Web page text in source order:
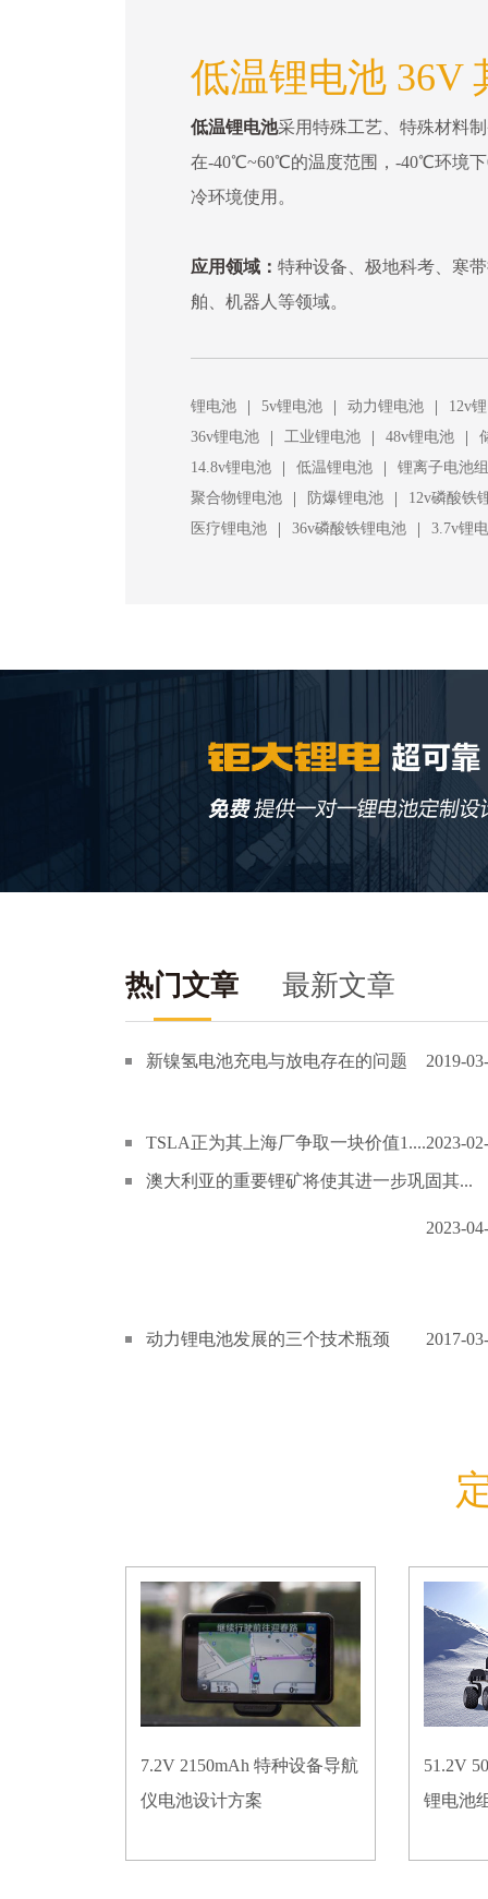
低温锂电池 36V
低温锂电池采用特殊工艺、特殊材料
在-40℃~60℃的温度范围，-40℃环境下
冷环境使用。
应用领域： 特种设备、极地科考、寒
舶、机器人等领域。
锂电池 | 5v锂电池 | 动力锂电池 |
12v
36v锂电池
| 工业锂电池 | 48v锂电池 |
14.8v锂电池
| 低温锂电池 |
锂离子电池组
聚合物锂电池
| 防爆锂电池 |
12v磷酸铁
医疗锂电池
| 36v磷酸铁锂电池 | 3.7v锂
热门文章 最新文章
新镍氢电池充电与放电存在的问题 2019-
TSLA正为其上海厂争取一块价值1....2023-
澳大利亚的重要锂矿将使其进一步巩固其...
2023-
动力锂电池发展的三个技术瓶颈 2017-
7.2V 2150mAh 特种设备导航
仪电池设计方案
51.2V
锂电池